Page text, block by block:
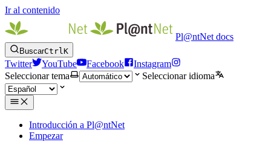
Ir al contenido
Pl@ntNet docs
BuscarCtrlK
Twitter YouTube Facebook
Instagram
Seleccionar tema
Seleccionar idioma
Introducción a Pl@ntNet
Empezar